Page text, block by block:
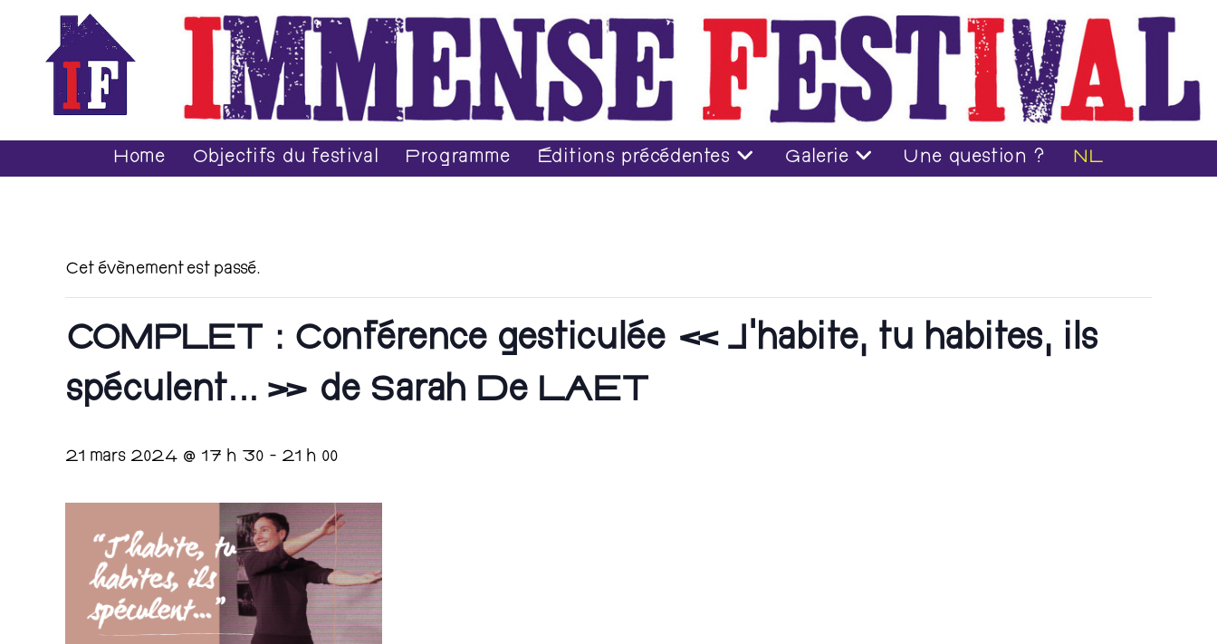
Home Objectifs du festival Programme Éditions précédentes Galerie Une question ? NL
Cet évènement est passé.
COMPLET : Conférence gesticulée « J’habite, tu habites, ils
spéculent… » de Sarah De LAET
21 mars 2024 @ 17 h 30 - 21 h 00